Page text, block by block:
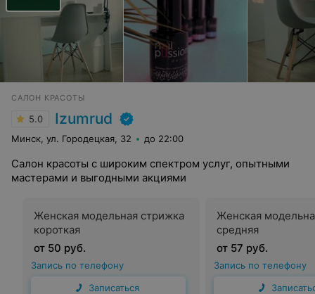
САЛОН КРАСОТЫ
5.0 Izumrud
Минск, ул. Городецкая, 32 до 22:00
Салон красоты с широким спектром услуг, опытными
мастерами и выгодными акциями
Женская модельная стрижка
короткая
от 50 руб.
Запись по телефону
Записаться
Женская
средняя
от 57 руб.
Запись по телефону